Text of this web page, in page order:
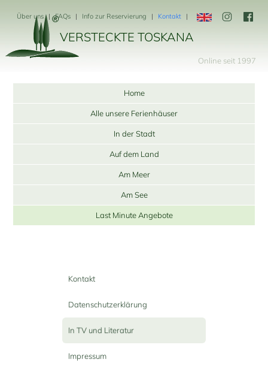
VERSTECKTE TOSKANA
Über uns FAQs Info zur Reservierung Kontakt
Online seit 1997
Home
Alle unsere Ferienhäuser
In der Stadt
Auf dem Land
Am Meer
Am See
Last Minute Angebote
Kontakt
Datenschutzerklärung
In TV und Literatur
Impressum